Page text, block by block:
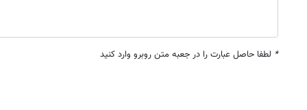
* لطفا حاصل عبارت را در جعبه متن روبرو وارد کنید